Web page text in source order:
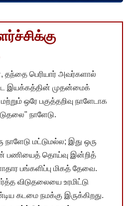
பெரியார் அவர்களால்
இயக்கத்தின் முதன்மைக்
ஒரே பகுத்தறிவு நாளேடாக
நாளேடு.
நாளேடு மட்டுமல்ல; இது ஒரு
பணியைத் தொய்வு இன்றித்
பங்களிப்பு மிகத் தேவை.
விடுதலையை உரமிட்டு
கடமை நமக்கு இருக்கிறது.